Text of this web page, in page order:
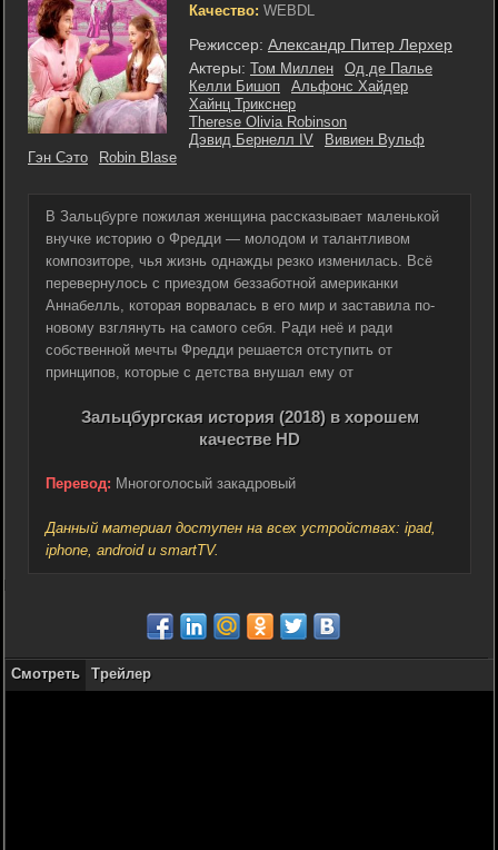
Качество: WEBDL
Режиссер: Александр Питер Лерхер
Актеры: Том Миллен
Од де Палье
Келли Бишоп
Альфонс Хайдер
Хайнц Трикснер
Therese Olivia Robinson
Дэвид Бернелл IV
Вивиен Вульф
Гэн Сэто
Robin Blase
В Зальцбурге пожилая женщина рассказывает маленькой
внучке историю о Фредди — молодом и талантливом
композиторе, чья жизнь однажды резко изменилась. Всё
перевернулось с приездом беззаботной американки
Аннабелль, которая ворвалась в его мир и заставила по-
новому взглянуть на самого себя. Ради неё и ради
собственной мечты Фредди решается отступить от
принципов, которые с детства внушал ему от
Зальцбургская история (2018) в хорошем
качестве HD
Перевод: Многоголосый закадровый
Данный материал доступен на всех устройствах: ipad,
iphone, android и smartTV.
Смотреть Трейлер